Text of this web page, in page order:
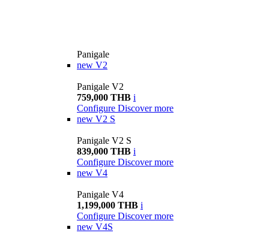
Panigale
new V2
Panigale V2
759,000 THB i
Configure Discover more
new V2 S
Panigale V2 S
839,000 THB i
Configure Discover more
new V4
Panigale V4
1,199,000 THB i
Configure Discover more
new V4S